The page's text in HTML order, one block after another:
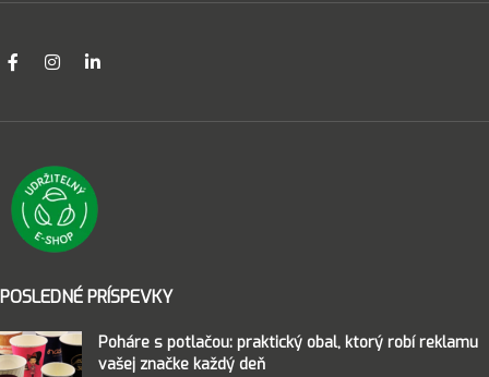
POSLEDNÉ PRÍSPEVKY
Poháre s potlačou: praktický obal, ktorý robí reklamu
vašej značke každý deň